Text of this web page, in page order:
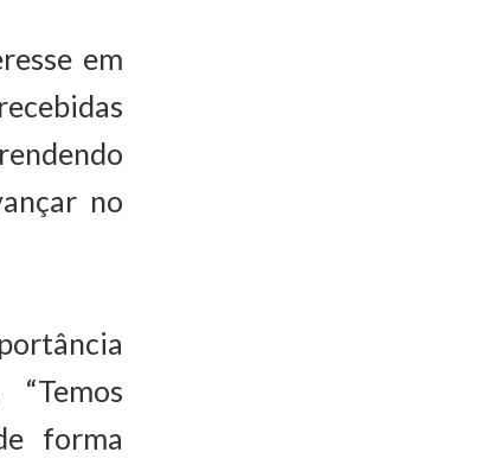
em
no
forma